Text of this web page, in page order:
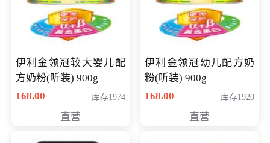
伊利金领冠较大婴儿配
方奶粉(听装) 900g
168.00
库存1974
直营
伊利金领冠幼儿配方奶
粉(听装) 900g
168.00
库存1920
直营